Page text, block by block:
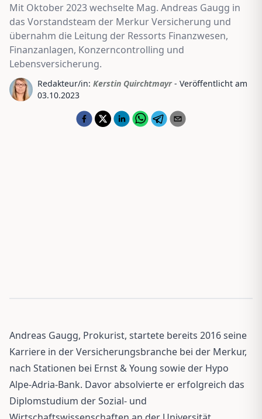
Mit Oktober 2023 wechselte Mag. Andreas Gaugg in
das Vorstandsteam der Merkur Versicherung und
übernahm die Leitung der Ressorts Finanzwesen,
Finanzanlagen, Konzerncontrolling und
Lebensversicherung.
Redakteur/in: Kerstin Quirchtmayr - Veröffentlicht am
03.10.2023
Andreas Gaugg, Prokurist, startete bereits 2016 seine
Karriere in der Versicherungsbranche bei der Merkur,
nach Stationen bei Ernst & Young sowie der Hypo
Alpe-Adria-Bank. Davor absolvierte er erfolgreich das
Diplomstudium der Sozial- und